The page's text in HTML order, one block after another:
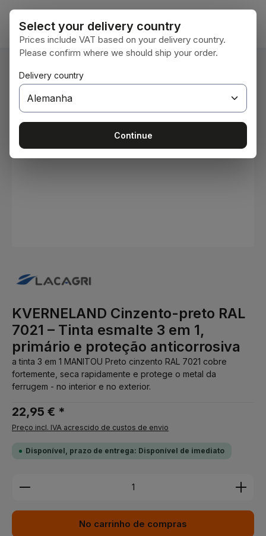
Ir para o conteúdo principal
Você está aqui: Home
KVERNELAND Cinzento-preto RAL
7021 – Tinta esmalte 3 em 1,
primário e proteção anticorrosiva
a tinta 3 em 1 MANITOU Preto cinzento RAL 7021 cobre
fortemente, seca rapidamente e protege o metal da
ferrugem - no interior e no exterior.
22,95 € *
Preço incl. IVA acrescido de custos de envio
Disponível, prazo de entrega: Disponível de imediato
Quantidade do Produto: Insira a quantidade
No carrinho de compras
Select your delivery country
Prices include VAT based on your delivery country.
Please confirm where we should ship your order.
Delivery country
Continue